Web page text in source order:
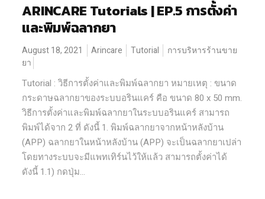
ARINCARE Tutorials | EP.5 การตั้งค่า
และพิมพ์ฉลากยา
August 18, 2021 Arincare Tutorial
การบริหารร้านขาย
ยา
Tutorial : วิธีการตั้งค่าและพิมพ์ฉลากยา หมายเหตุ : ขนาด
กระดาษฉลากยาของระบบอรินแคร์ คือ ขนาด 80 x 50 mm.
วิธีการตั้งค่าและพิมพ์ฉลากยาในระบบอรินแคร์ สามารถ
พิมพ์ได้จาก 2 ที่ ดังนี้ 1. พิมพ์ฉลากยาจากหน้าหลังบ้าน
(APP) ฉลากยาในหน้าหลังบ้าน (APP) จะเป็นฉลากยาเปล่า
โดยทางระบบจะมีแพทเทิร์นไว้ให้แล้ว สามารถตั้งค่าได้
ดังนี้ 1.1) กดปุ่ม...